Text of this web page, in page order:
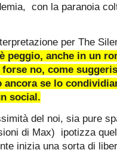
con la paranoia
per The
peggio, anche in un
no, come
ancora se lo
social.
del noi, sia pure
di Max) ipotizza
inizia una sorta di